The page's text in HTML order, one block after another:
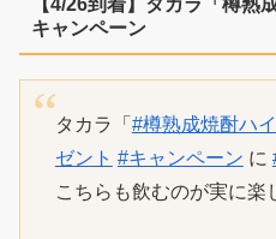
【4/26到着】タカラ「樽熟
キャンペーン
タカラ「 #樽熟成焼酎ハ
ゼント #キャンペーン に
こちらも飲むのが実に楽